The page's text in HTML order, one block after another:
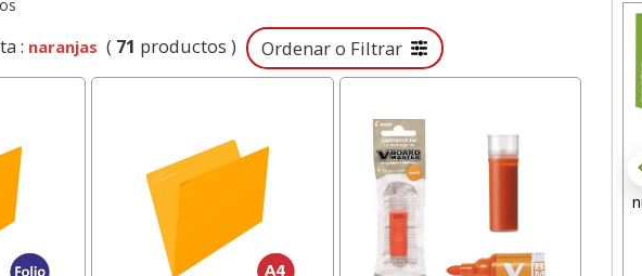
: naranjas ( 71 productos ) Ordenar o Filtrar
Archivador AZ, Palanca
Folio, Liderpapel
económico, Blue
Boligrafos Bic cristal
punta normal -
economicos - caja 50 u
100 uds. Self-Office